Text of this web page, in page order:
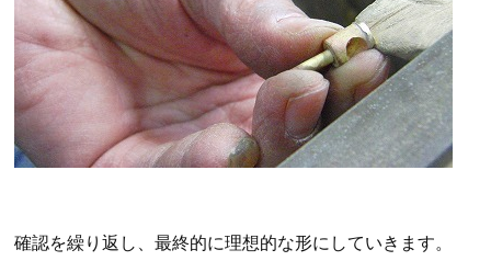
確認を繰り返し、最終的に理想的な形にしていきます。